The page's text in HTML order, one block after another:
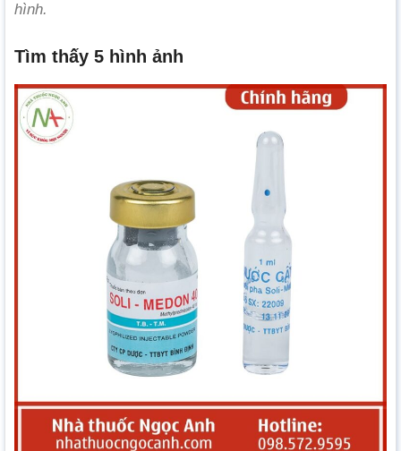
hình.
Tìm thấy 5 hình ảnh